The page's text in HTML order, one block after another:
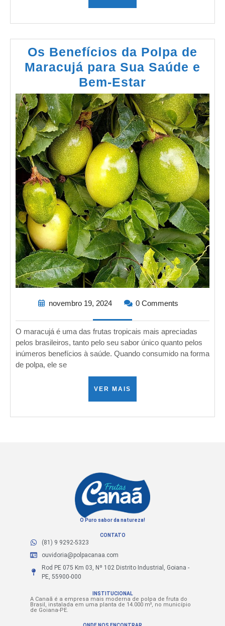
Os Benefícios da Polpa de
Maracujá para Sua Saúde e
Bem-Estar
novembro 19, 2024 0 Comments
O maracujá é uma das frutas tropicais mais apreciadas
pelos brasileiros, tanto pelo seu sabor único quanto pelos
inúmeros benefícios à saúde. Quando consumido na forma
de polpa, ele se
VER MAIS
O Puro sabor da natureza!
CONTATO
(81) 9 9292-5323
ouvidoria@polpacanaa.com
Rod PE 075 Km 03, Nº 102 Distrito Industrial, Goiana -
PE, 55900-000
INSTITUCIONAL
A Canaã é a empresa mais moderna de polpa de fruta do
Brasil, instalada em uma planta de 14.000 m², no município
de Goiana-PE.